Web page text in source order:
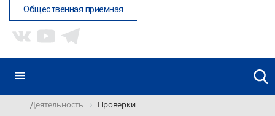
Общественная приемная
Деятельность Проверки